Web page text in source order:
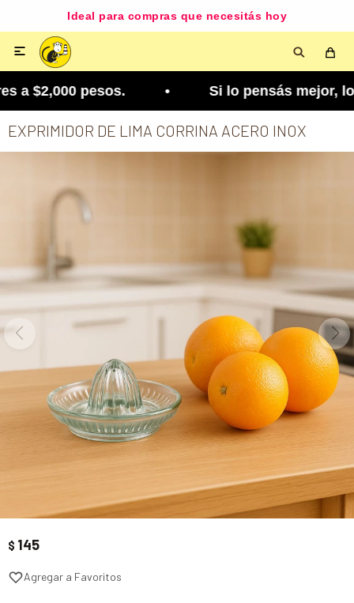
Ideal para compras que necesitás hoy

a $2,000 pesos. • Si lo pensás mejor, lo
EXPRIMIDOR DE LIMA CORRINA ACERO INOX
$ 145